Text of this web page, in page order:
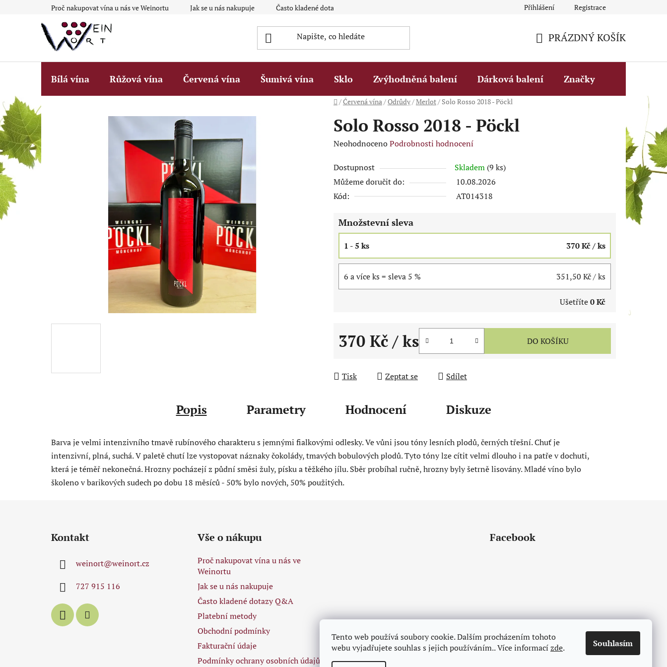
Tento web používá soubory cookie. Dalším procházením tohoto
webu vyjadřujete souhlas s jejich používáním.. Více informacízde. Souhlasím
Proč nakupovat vína u nás ve Weinortu Jak se u nás nakupuje Často kladené dotazy Q&A Fakturační údaje
Přihlášení Registrace
KOŠÍK
PRÁZDNÝ KOŠÍK
Bílá vína Růžová vína Červená vína Šumivá vína Sklo Zvýhodněná balení Dárková balení Značky
Domů
/Červená vína/Odrůdy/Merlot/ Solo Rosso 2018 - Pöckl
Solo Rosso 2018 - Pöckl
Průměrné
produktu
je
0,0
hvězdiček.
NeohodnocenoPodrobnosti hodnocení
Dostupnost Skladem (9 ks)
Můžeme doručit do:
10.08.2026
Kód:
AT014318
Množstevní sleva
1 - 5 ks 370 Kč/ ks
6 a více ks = sleva 5 % 351,50 Kč/ ks
Ušetříte0 Kč
370 Kč / ks DO KOŠÍKU
Tisk Zeptat se Sdílet
Popis Parametry Hodnocení Diskuze
Barva je velmi intenzivního tmavě rubínového charakteru s jemnými fialkovými odlesky. Ve vůni jsou tóny lesních plodů, černých třešní. Chuť je
intenzivní, plná, suchá. V paletě chutí lze vystopovat náznaky čokolády, tmavých bobulových plodů. Tyto tóny lze cítit velmi dlouho i na patře v dochuti,
která je téměř nekonečná. Hrozny pocházejí z půdní směsi žuly, písku a těžkého jílu. Sběr probíhal ručně, hrozny byly šetrně lisovány. Mladé víno bylo
školeno v barikových sudech po dobu 18 měsíců - 50% bylo nových, 50% použitých.
Kontakt
weinort@weinort.cz
727 915 116
Vše o nákupu
Proč nakupovat vína u nás ve
Weinortu
Jak se u nás nakupuje
Často kladené dotazy Q&A
Platební metody
Obchodní podmínky
Fakturační údaje
Podmínky ochrany osobních údajů
Facebook